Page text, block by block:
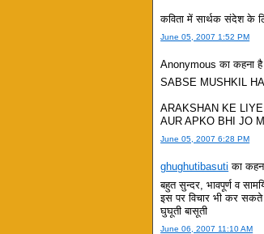
कविता में सार्थक संदेश के
June 05, 2007 1:52 PM
Anonymous का कहना
SABSE MUSHKIL
ARAKSHAN KE
AUR APKO BHI JO
June 05, 2007 6:28 PM
ghughutibasuti का
बहुत सुन्दर, भावपूर्ण व
इस पर विचार भी कर
घुघूती बासूती
June 06, 2007 11:10 AM